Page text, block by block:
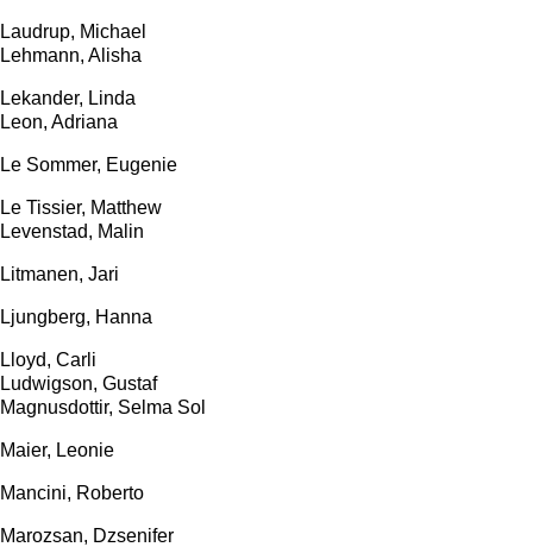
Laudrup, Michael
Lehmann, Alisha
Lekander, Linda
Leon, Adriana
Le Sommer, Eugenie
Le Tissier, Matthew
Levenstad, Malin
Litmanen, Jari
Ljungberg, Hanna
Lloyd, Carli
Ludwigson, Gustaf
Magnusdottir, Selma Sol
Maier, Leonie
Mancini, Roberto
Marozsan, Dzsenifer